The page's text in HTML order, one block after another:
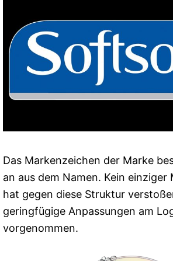
Das Markenzeichen der Marke
an aus dem Namen. Kein einziger
hat gegen diese Struktur
geringfügige Anpassungen am
vorgenommen.